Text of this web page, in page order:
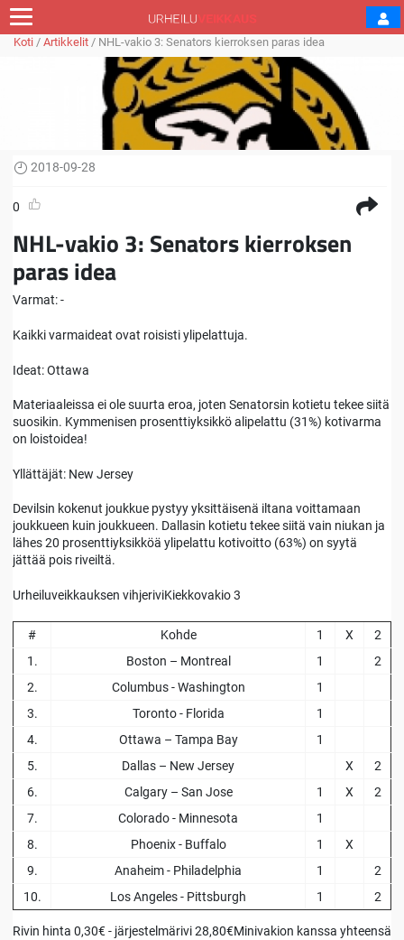
Koti / Artikkelit / NHL-vakio 3: Senators kierroksen paras idea
2018-09-28
0
NHL-vakio 3: Senators kierroksen
paras idea
Varmat: -
Kaikki varmaideat ovat roisisti ylipelattuja.
Ideat: Ottawa
Materiaaleissa ei ole suurta eroa, joten Senatorsin kotietu tekee siitä
suosikin. Kymmenisen prosenttiyksikkö alipelattu (31%) kotivarma
on loistoidea!
Yllättäjät: New Jersey
Devilsin kokenut joukkue pystyy yksittäisenä iltana voittamaan
joukkueen kuin joukkueen. Dallasin kotietu tekee siitä vain niukan ja
lähes 20 prosenttiyksikköä ylipelattu kotivoitto (63%) on syytä
jättää pois riveiltä.
Urheiluveikkauksen vihjeriviKiekkovakio 3
# Kohde 1 X
2
1.
Boston – Montreal 1
2
2.
Columbus - Washington
1
3.
Toronto - Florida
1
4.
Ottawa – Tampa Bay
1
5.
Dallas – New Jersey X
2
6.
Calgary – San Jose 1 X
2
7.
Colorado - Minnesota
1
8.
Phoenix - Buffalo 1
X
9.
Anaheim - Philadelphia 1
2
10.
Los Angeles - Pittsburgh 1 2
Rivin hinta 0,30€ - järjestelmärivi 28,80€Minivakion kanssa yhteensä